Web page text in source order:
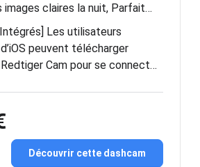
images claires la nuit, Parfait…
Intégrés] Les utilisateurs
peuvent télécharger
Cam pour se connect…
Découvrir cette dashcam